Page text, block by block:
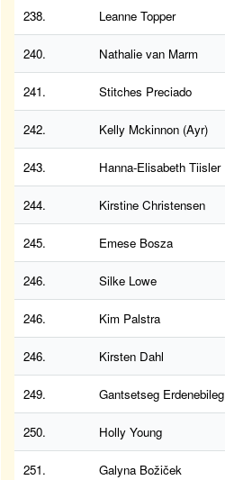
238. Leanne Topper
240. Nathalie van Marm
241. Stitches Preciado
242. Kelly Mckinnon (Ayr)
243. Hanna-Elisabeth Tiisler
244. Kirstine Christensen
245. Emese Bosza
246. Silke Lowe
246. Kim Palstra
246. Kirsten Dahl
249. Gantsetseg Erdenebileg
250. Holly Young
251. Galyna Božiček